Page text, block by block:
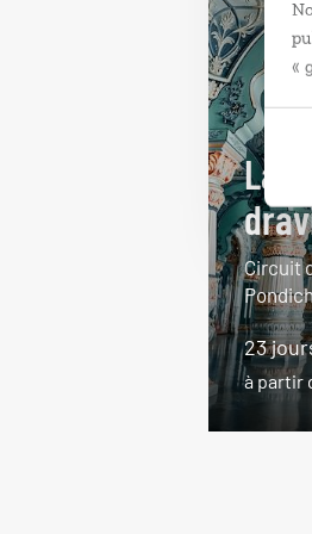
«
La
Circuit
23
à partir